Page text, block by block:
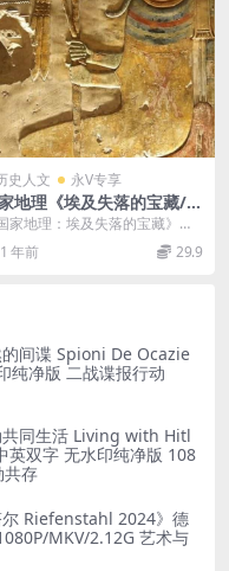
史人文 永V专享
地理《埃及失落的宝藏/埃
考古纪录片 Lost Treasures
2022》第1-3季全22
语多国中字 官方纯净版 1
家地理：埃及失落的宝藏》
开古埃及神秘面纱 《国家地
埃及失落的宝藏 ...
1 年前 29.9
间谍 Spioni De Ocazie
纯净版 二战谍报行动
共同生活 Living with Hitl
英双字 无水印纯净版 108
共存
Riefenstahl 2024》德
MKV/2.12G 艺术与